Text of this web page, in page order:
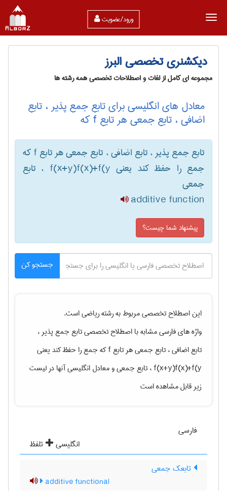
ورود/عضویت
دیکشنری تخصصی البرز
مجموعه ای کامل از لغات و اصطلاحات تخصصی همه رشته ها
معادل های انگلیسی برای تابع جمع پذیر ، تابع
اضافی ، تابع جمعی هر تابع f که
تابع جمع پذیر ، تابع اضافی ، تابع جمعی هر تابع f که
جمع را حفظ کند یعنی f(x+y)f(x)+f(y ، تابع
جمعی
additive function
پیشنهاد شما چیست؟
جستجو کن
این اصطلاح تخصصی مربوط به رشتهرياضیاست.
واژه های فارسی مشابه با اصطلاح تخصصیتابع جمع پذیر ،
تابع اضافی ، تابع جمعی هر تابع f که جمع را حفظ کند یعنی
f(x+y)f(x)+f(y ، تابع جمعی
و معادل انگلیسی آنها در لیست
زیر قابل مشاهده است
فارسی
انگلیسی
تلفظ
تابعک جمعی
additive functional